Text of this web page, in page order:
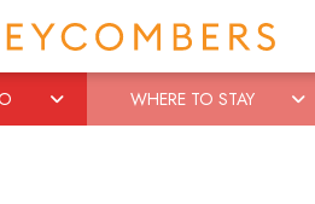
WHERE TO STAY